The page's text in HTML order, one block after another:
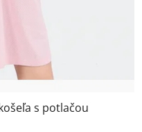
s potlačou